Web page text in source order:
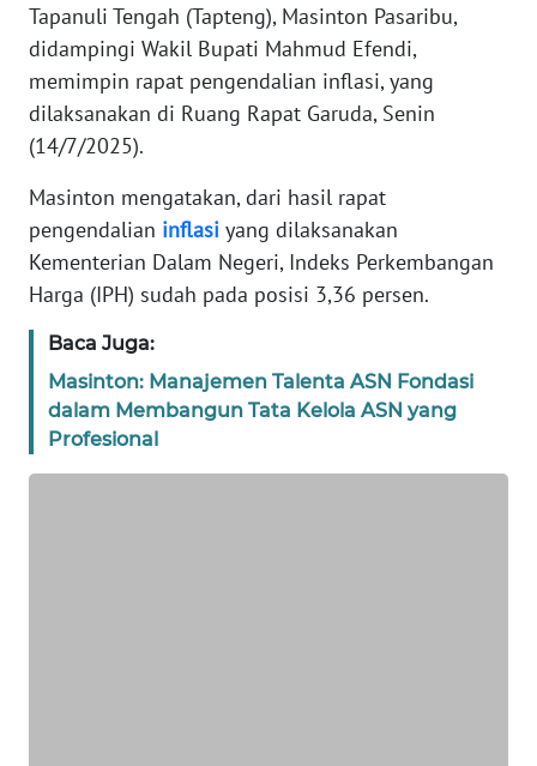
Tapanuli Tengah (Tapteng), Masinton Pasaribu,
didampingi Wakil Bupati Mahmud Efendi,
memimpin rapat pengendalian inflasi, yang
dilaksanakan di Ruang Rapat Garuda, Senin
(14/7/2025).
Masinton mengatakan, dari hasil rapat
pengendalian inflasi yang dilaksanakan
Kementerian Dalam Negeri, Indeks Perkembangan
Harga (IPH) sudah pada posisi 3,36 persen.
Baca Juga:
Masinton: Manajemen Talenta ASN Fondasi
dalam Membangun Tata Kelola ASN yang
Profesional
REDAKSI
KARIR
DISCLAIMER
Wahana
News
Regional
SUMUT
WN
JAKARTA